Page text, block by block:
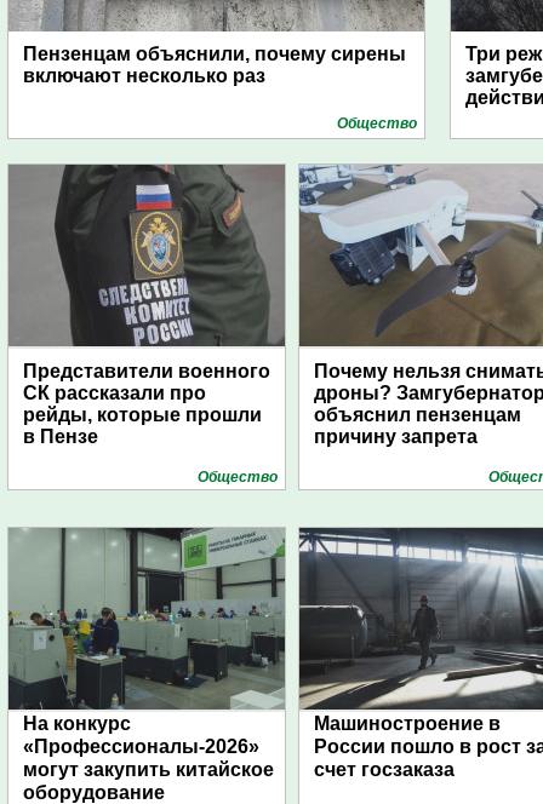
Пензенцам объяснили, почему сирены
включают несколько раз
Общество
Три
Представители военного
СК рассказали про
рейды, которые прошли
в Пензе
Общество
Почему нельзя
дроны?
объяснил пензенцам
причину запрета
На конкурс
«Профессионалы-2026»
могут закупить китайское
оборудование
Машиностроение в
России пошло в рост
счет госзаказа